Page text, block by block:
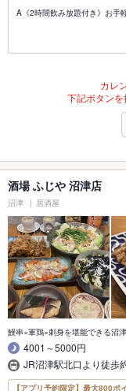
A《2時間飲み放題付き》お手
カレ
下記ボタンを
酒場 ふじや 沼津店
沼津 居酒屋
鰻串×軍鶏×刺身を堪能できる沼
4001～5000円
JR沼津駅北口より徒歩
【アプリ予約限定】最大800ポ